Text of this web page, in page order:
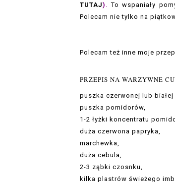
TUTAJ) .To wspaniały
Polecam nie tylko na
Polecam też inne moje
PRZEPIS NA WARZYWNE
puszka czerwonej lub białej
puszka pomidorów,
1-2 łyżki koncentratu
duża czerwona papryka,
marchewka,
duża cebula,
2-3 ząbki czosnku,
kilka plastrów świeżego